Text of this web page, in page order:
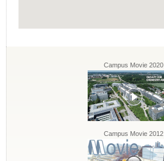
Campus Movie 2020
Campus Movie 2012